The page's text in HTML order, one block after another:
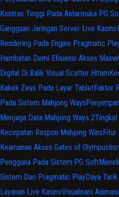
Kontras Tinggi Pada Antarmuka PG
Gangguan Jaringan Server Live Kasino
Rendering Pada Engine Pragmatic
Hambatan Demi Efisiensi Akses
Digital Di Balik Visual Scatter Hitam
Kakek Zeus Pada Layar TabletFaktor
Pada Sistem Mahjong Ways
Menjaga Data Mahjong Ways 2Tingkat
Kecepatan Respon Mahjong WinsFitur
Keamanan Akses Gates of Olympus
Pengguna Pada Sistem PG Soft
Sistem Dari Pragmatic PlayDaya
Layanan Live KasinoVisualisasi